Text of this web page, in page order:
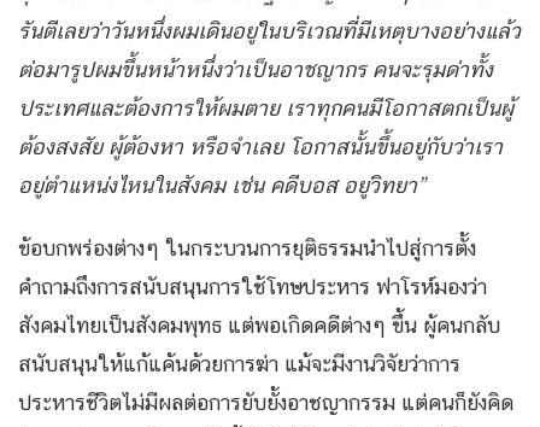
รันตีเลยว่าวันหนึ่งผมเดินอยู่ในบริเวณที่มีเหตุบางอย่างแล้ว
ต่อมารูปผมขึ้นหน้าหนึ่งว่าเป็นอาชญากร คนจะรุมด่าทั้ง
ประเทศและต้องการให้ผมตาย เราทุกคนมีโอกาสตกเป็นผู้
ต้องสงสัย ผู้ต้องหา หรือจำเลย โอกาสนั้นขึ้นอยู่กับว่าเรา
อยู่ตำแหน่งไหนในสังคม เช่น คดีบอส อยู่วิทยา”
ข้อบกพร่องต่างๆ ในกระบวนการยุติธรรมนำไปสู่การตั้ง
คำถามถึงการสนับสนุนการใช้โทษประหาร ฟาโรห์มองว่า
สังคมไทยเป็นสังคมพุทธ แต่พอเกิดคดีต่างๆ ขึ้น ผู้คนกลับ
สนับสนุนให้แก้แค้นด้วยการฆ่า แม้จะมีงานวิจัยว่าการ
ประหารชีวิตไม่มีผลต่อการยับยั้งอาชญากรรม แต่คนก็ยังคิด